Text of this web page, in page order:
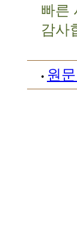
빠른
감사
• 원